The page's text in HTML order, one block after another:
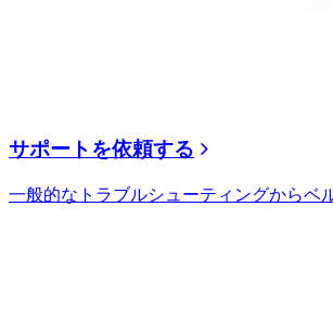
サポートを依頼する
一般的なトラブルシューティングからベ